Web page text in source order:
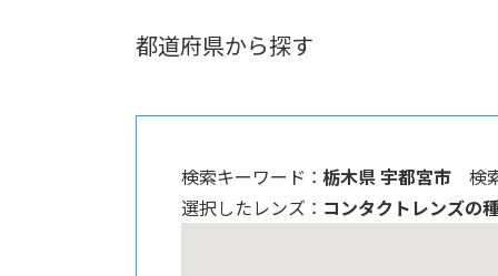
都道府県から探す
検索キーワード ： 栃木県 宇都宮市
検
選択したレンズ ： コンタクトレンズの